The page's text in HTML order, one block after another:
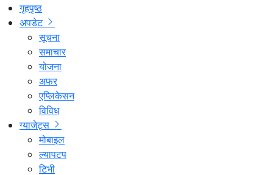
गृहपृष्ठ
अपडेट
सूचना
समाचार
योजना
अफर
एप्लिकेसन
विविध
ग्याजेट्स
मोबाइल
ल्यापटप
टिभी